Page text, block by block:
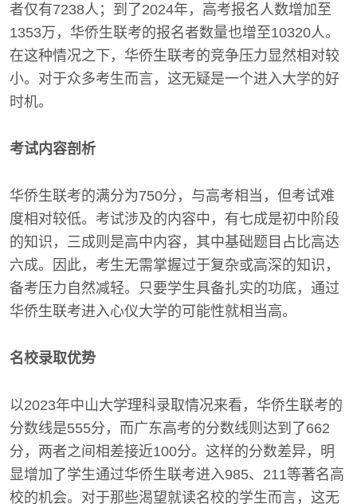
者仅有7238人；到了2024年，高考报名人数增加至
1353万，华侨生联考的报名者数量也增至10320人。
在这种情况之下，华侨生联考的竞争压力显然相对较
小。对于众多考生而言，这无疑是一个进入大学的好
时机。
考试内容剖析
华侨生联考的满分为750分，与高考相当，但考试难
度相对较低。考试涉及的内容中，有七成是初中阶段
的知识，三成则是高中内容，其中基础题目占比高达
六成。因此，考生无需掌握过于复杂或高深的知识，
备考压力自然减轻。只要学生具备扎实的功底，通过
华侨生联考进入心仪大学的可能性就相当高。
名校录取优势
以2023年中山大学理科录取情况来看，华侨生联考的
分数线是555分，而广东高考的分数线则达到了662
分，两者之间相差接近100分。这样的分数差异，明
显增加了学生通过华侨生联考进入985、211等著名高
校的机会。对于那些渴望就读名校的学生而言，这无